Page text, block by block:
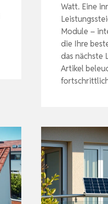
Watt. Eine
Module –
die Ihre
das nächste
Artikel